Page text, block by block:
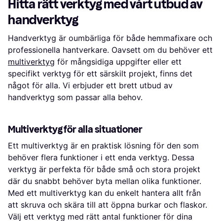
Hitta rätt verktyg med vårt utbud av
handverktyg
Handverktyg är oumbärliga för både hemmafixare och
professionella hantverkare. Oavsett om du behöver ett
multiverktyg för mångsidiga uppgifter eller ett
specifikt verktyg för ett särskilt projekt, finns det
något för alla. Vi erbjuder ett brett utbud av
handverktyg som passar alla behov.
Multiverktyg för alla situationer
Ett multiverktyg är en praktisk lösning för den som
behöver flera funktioner i ett enda verktyg. Dessa
verktyg är perfekta för både små och stora projekt
där du snabbt behöver byta mellan olika funktioner.
Med ett multiverktyg kan du enkelt hantera allt från
att skruva och skära till att öppna burkar och flaskor.
Välj ett verktyg med rätt antal funktioner för dina